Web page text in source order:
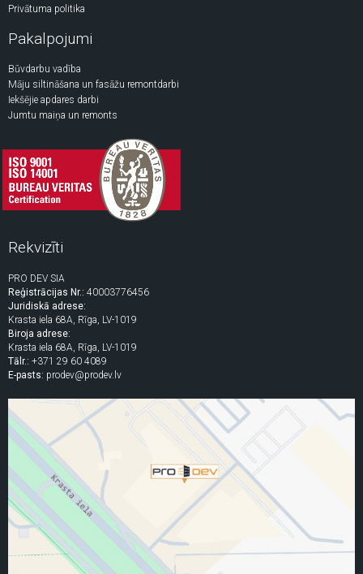
Privātuma politika
Pakalpojumi
Būvdarbu vadība
Māju siltināšana un fasāžu remontdarbi
Iekšējie apdares darbi
Jumtu maiņa un remonts
Rekvizīti
PRO DEV SIA
Reģistrācijas Nr.: 40003776456
Juridiskā adrese:
Krasta iela 68A, Rīga, LV-1019
Biroja adrese:
Krasta iela 68A, Rīga, LV-1019
Tālr.: +371 29 60 4089
E-pasts: prodev@prodev.lv